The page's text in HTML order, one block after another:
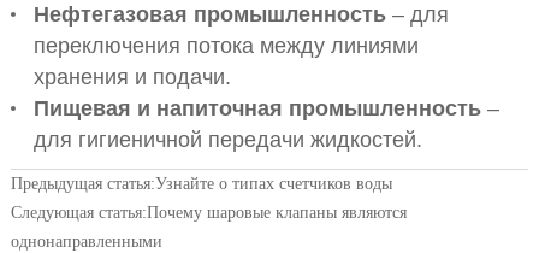
Нефтегазовая промышленность– для
переключения потока между линиями
хранения и подачи.
Пищевая и напиточная промышленность–
для гигиеничной передачи жидкостей.
Предыдущая статья:Узнайте о типах счетчиков воды
Следующая статья:Почему шаровые клапаны являются
однонаправленными